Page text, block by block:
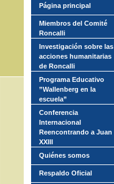
Página principal
Miembros del Comité
Roncalli
Investigación sobre las
acciones humanitarias
de Roncalli
Programa Educativo
”Wallenberg en la
escuela”
Conferencia
Internacional
Reencontrando a Juan
XXIII
Quiénes somos
Respaldo Oficial